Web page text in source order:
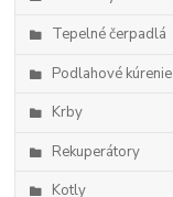
Tepelné čerpadlá
Podlahové kúrenie
Krby
Rekuperátory
Kotly